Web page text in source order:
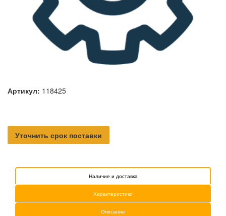
Артикул: 118425
Уточнить срок поставки
Наличие и доставка
Характеристики
Описание